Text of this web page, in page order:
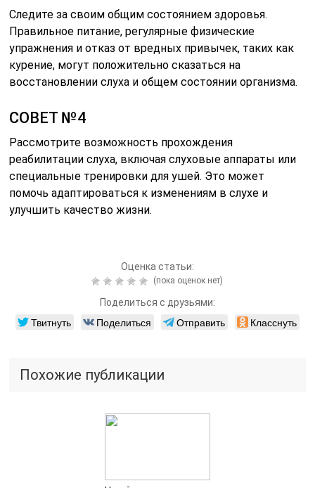
Следите за своим общим состоянием здоровья.
Правильное питание, регулярные физические
упражнения и отказ от вредных привычек, таких как
курение, могут положительно сказаться на
восстановлении слуха и общем состоянии организма.
СОВЕТ №4
Рассмотрите возможность прохождения
реабилитации слуха, включая слуховые аппараты или
специальные тренировки для ушей. Это может
помочь адаптироваться к изменениям в слухе и
улучшить качество жизни.
Оценка статьи:
(пока оценок нет)
Поделиться с друзьями:
Твитнуть Поделиться Отправить Класснуть
Похожие публикации